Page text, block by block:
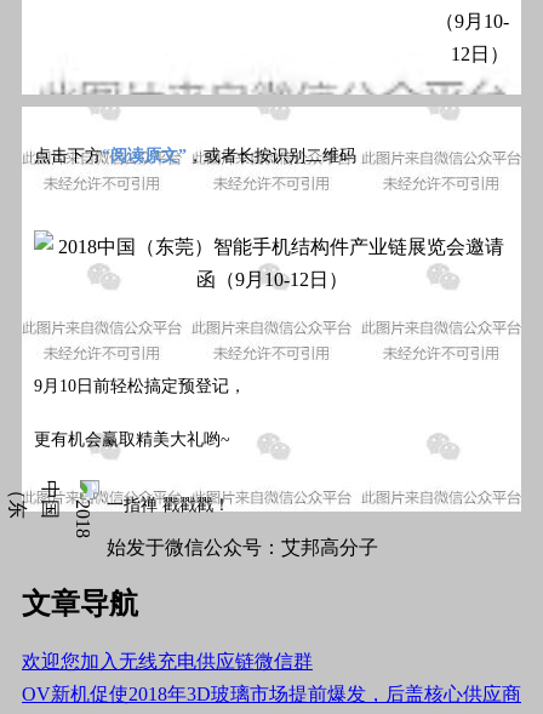
点击下方“阅读原文” ，或者长按识别二维码
9月10日前轻松搞定预登记，
更有机会赢取精美大礼哟~
一指禅 戳戳戳！
始发于微信公众号：艾邦高分子
文章导航
欢迎您加入无线充电供应链微信群
OV新机促使2018年3D玻璃市场提前爆发，后盖核心供应商